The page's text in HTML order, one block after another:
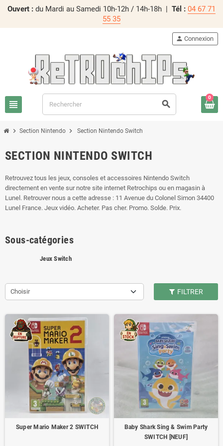
Ouvert : du Mardi au Samedi 10h-12h / 14h-18h | Tél : 04 67 71
55 35
view_headline search
person Connexion
0
chevron_right Section Nintendo chevron_right Section Nintendo Switch
SECTION NINTENDO SWITCH
Retrouvez tous les jeux, consoles et accessoires Nintendo Switch
directement en vente sur notre site internet Retrochips ou en magasin à
Lunel. Retrouver nous a cette adresse : 11 Avenue du Colonel Simon 34400
Lunel France. Jeux vidéo. Acheter. Pas cher. Promo. Solde. Prix.
Sous-catégories
Jeux Switch
Choisir FILTRER
Super Mario Maker 2 SWITCH
Baby Shark Sing & Swim Party
SWITCH [NEUF]